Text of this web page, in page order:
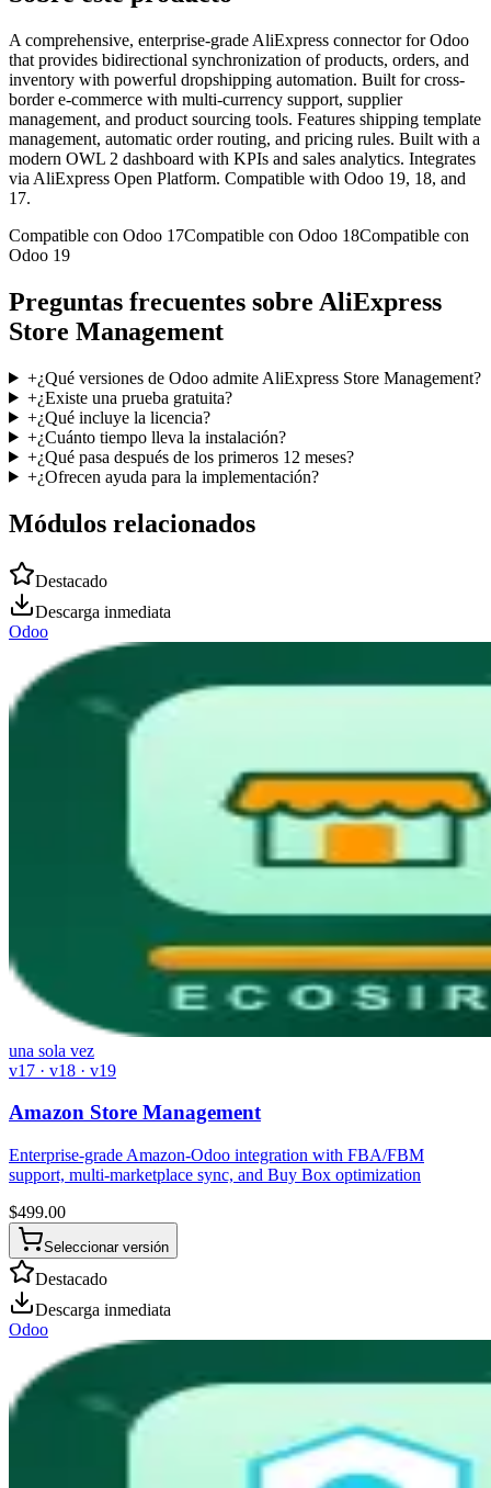
A comprehensive, enterprise-grade AliExpress connector for Odoo
that provides bidirectional synchronization of products, orders, and
inventory with powerful dropshipping automation. Built for cross-
border e-commerce with multi-currency support, supplier
management, and product sourcing tools. Features shipping template
management, automatic order routing, and pricing rules. Built with a
modern OWL 2 dashboard with KPIs and sales analytics. Integrates
via AliExpress Open Platform. Compatible with Odoo 19, 18, and
17.
Compatible con Odoo 17Compatible con Odoo 18Compatible con
Odoo 19
Preguntas frecuentes sobre AliExpress
Store Management
+¿Qué versiones de Odoo admite AliExpress Store Management?
+¿Existe una prueba gratuita?
+¿Qué incluye la licencia?
+¿Cuánto tiempo lleva la instalación?
+¿Qué pasa después de los primeros 12 meses?
+¿Ofrecen ayuda para la implementación?
Módulos relacionados
Destacado
Descarga inmediata
Odoo
una sola vez
v17 · v18 · v19
Amazon Store Management
Enterprise-grade Amazon-Odoo integration with FBA/FBM
support, multi-marketplace sync, and Buy Box optimization
$499.00
Seleccionar versión
Destacado
Descarga inmediata
Odoo